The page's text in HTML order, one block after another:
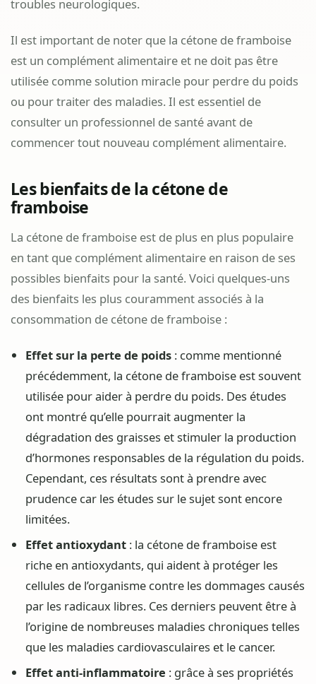
troubles neurologiques.
Il est important de noter que la cétone de framboise
est un complément alimentaire et ne doit pas être
utilisée comme solution miracle pour perdre du poids
ou pour traiter des maladies. Il est essentiel de
consulter un professionnel de santé avant de
commencer tout nouveau complément alimentaire.
Les bienfaits de la cétone de
framboise
La cétone de framboise est de plus en plus populaire
en tant que complément alimentaire en raison de ses
possibles bienfaits pour la santé. Voici quelques-uns
des bienfaits les plus couramment associés à la
consommation de cétone de framboise :
Effet sur la perte de poids: comme mentionné
précédemment, la cétone de framboise est souvent
utilisée pour aider à perdre du poids. Des études
ont montré qu’elle pourrait augmenter la
dégradation des graisses et stimuler la production
d’hormones responsables de la régulation du poids.
Cependant, ces résultats sont à prendre avec
prudence car les études sur le sujet sont encore
limitées.
Effet antioxydant: la cétone de framboise est
riche en antioxydants, qui aident à protéger les
cellules de l’organisme contre les dommages causés
par les radicaux libres. Ces derniers peuvent être à
l’origine de nombreuses maladies chroniques telles
que les maladies cardiovasculaires et le cancer.
Effet anti-inflammatoire : grâce à ses propriétés